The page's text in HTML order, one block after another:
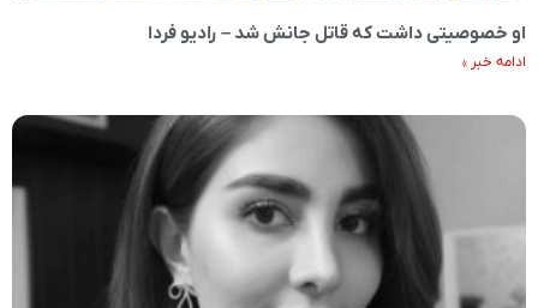
او خصوصیتی داشت که قاتل جانش شد – رادیو فردا
ادامه خبر »